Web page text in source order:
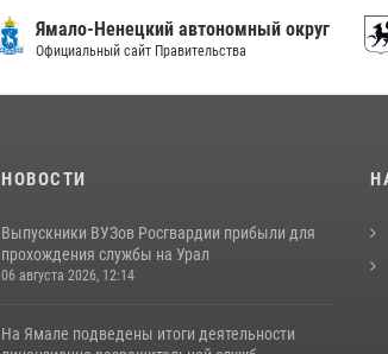
Ямало-Ненецкий автономный округ
Официальный сайт Правительства
НОВОСТИ
Выпускники ВУЗов Росгвардии прибыли для
прохождения службы на Урал
06 августа 2026, 12:14
На Ямале подведены итоги деятельности